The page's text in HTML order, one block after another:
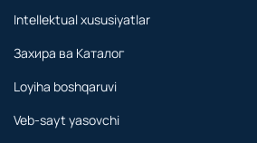
Intellektual xususiyatlar
Захира ва Каталог
Loyiha boshqaruvi
Veb-sayt yasovchi